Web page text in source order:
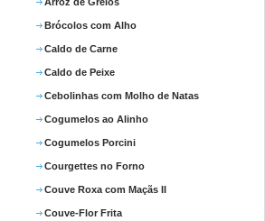
Brócolos com Alho
Caldo de Carne
Caldo de Peixe
Cebolinhas com Molho de Natas
Cogumelos ao Alinho
Cogumelos Porcini
Courgettes no Forno
Couve Roxa com Maçãs II
Couve-Flor Frita